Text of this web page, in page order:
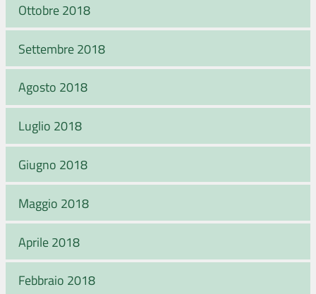
Ottobre 2018
Settembre 2018
Agosto 2018
Luglio 2018
Giugno 2018
Maggio 2018
Aprile 2018
Febbraio 2018